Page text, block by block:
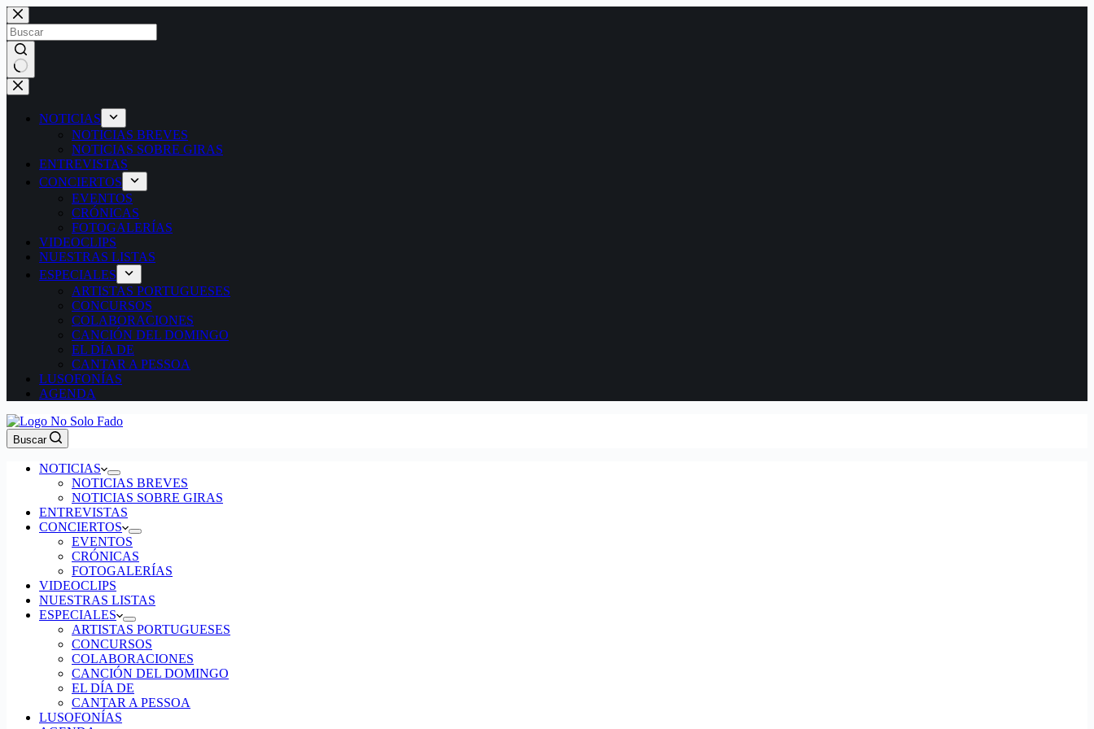
Saltar
al
contenido
Sin
resultados
NOTICIAS
NOTICIAS BREVES
NOTICIAS SOBRE GIRAS
ENTREVISTAS
CONCIERTOS
EVENTOS
CRÓNICAS
FOTOGALERÍAS
VIDEOCLIPS
NUESTRAS LISTAS
ESPECIALES
ARTISTAS PORTUGUESES
CONCURSOS
COLABORACIONES
CANCIÓN DEL DOMINGO
EL DÍA DE
CANTAR A PESSOA
LUSOFONÍAS
AGENDA
Buscar
NOTICIAS
NOTICIAS BREVES
NOTICIAS SOBRE GIRAS
ENTREVISTAS
CONCIERTOS
EVENTOS
CRÓNICAS
FOTOGALERÍAS
VIDEOCLIPS
NUESTRAS LISTAS
ESPECIALES
ARTISTAS PORTUGUESES
CONCURSOS
COLABORACIONES
CANCIÓN DEL DOMINGO
EL DÍA DE
CANTAR A PESSOA
LUSOFONÍAS